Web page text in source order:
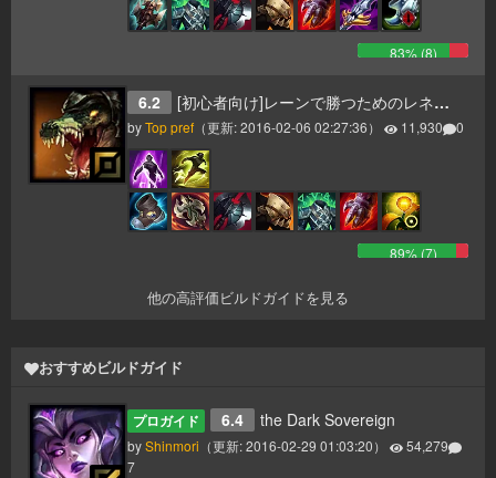
83% (8)
6.2 [初心者向け]レーンで勝つためのレネクトン
byTop pref （更新:2016-02-06 02:27:36） 11,930 0
89% (7)
他の高評価ビルドガイドを見る
おすすめビルドガイド
プロガイド 6.4 the Dark Sovereign
byShinmori （更新:2016-02-29 01:03:20）
54,279
7